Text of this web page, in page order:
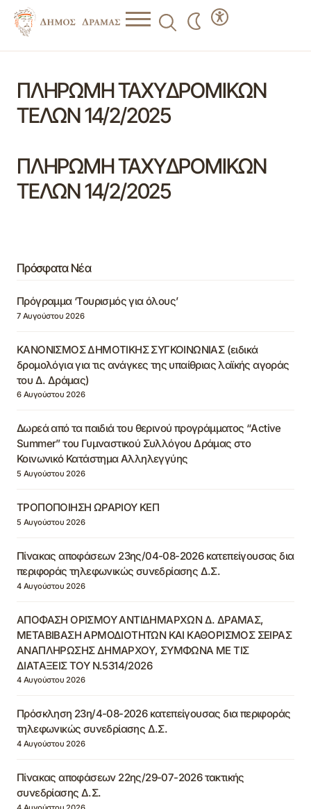
ΠΛΗΡΩΜΗ ΤΑΧΥΔΡΟΜΙΚΩΝ
ΤΕΛΩΝ 14/2/2025
ΠΛΗΡΩΜΗ ΤΑΧΥΔΡΟΜΙΚΩΝ
ΤΕΛΩΝ 14/2/2025
Πρόσφατα Νέα
Πρόγραμμα ‘Τουρισμός για όλους’
7 Αυγούστου 2026
ΚΑΝΟΝΙΣΜΟΣ ΔΗΜΟΤΙΚΗΣ ΣΥΓΚΟΙΝΩΝΙΑΣ (ειδικά
δρομολόγια για τις ανάγκες της υπαίθριας λαϊκής αγοράς
του Δ. Δράμας)
6 Αυγούστου 2026
Δωρεά από τα παιδιά του θερινού προγράμματος “Active
Summer” του Γυμναστικού Συλλόγου Δράμας στο
Κοινωνικό Κατάστημα Αλληλεγγύης
5 Αυγούστου 2026
ΤΡΟΠΟΠΟΙΗΣΗ ΩΡΑΡΙΟΥ ΚΕΠ
5 Αυγούστου 2026
Πίνακας αποφάσεων 23ης/04-08-2026 κατεπείγουσας δια
περιφοράς τηλεφωνικώς συνεδρίασης Δ.Σ.
4 Αυγούστου 2026
ΑΠΟΦΑΣΗ ΟΡΙΣΜΟΥ ΑΝΤΙΔΗΜΑΡΧΩΝ Δ. ΔΡΑΜΑΣ,
ΜΕΤΑΒΙΒΑΣΗ ΑΡΜΟΔΙΟΤΗΤΩΝ ΚΑΙ ΚΑΘΟΡΙΣΜΟΣ ΣΕΙΡΑΣ
ΑΝΑΠΛΗΡΩΣΗΣ ΔΗΜΑΡΧΟΥ, ΣΥΜΦΩΝΑ ΜΕ ΤΙΣ
ΔΙΑΤΑΞΕΙΣ ΤΟΥ Ν.5314/2026
4 Αυγούστου 2026
Πρόσκληση 23η/4-08-2026 κατεπείγουσας δια περιφοράς
τηλεφωνικώς συνεδρίασης Δ.Σ.
4 Αυγούστου 2026
Πίνακας αποφάσεων 22ης/29-07-2026 τακτικής
συνεδρίασης Δ.Σ.